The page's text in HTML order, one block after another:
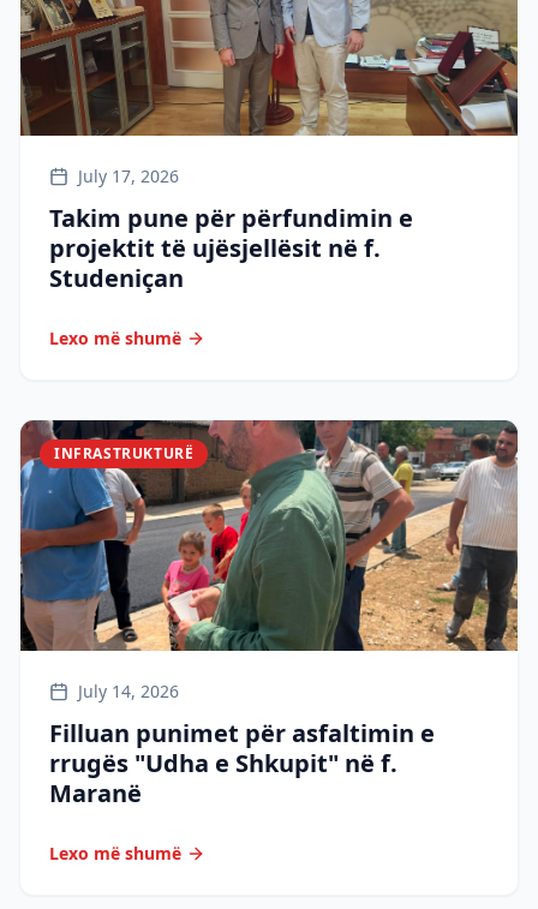
July 17, 2026
Takim pune për përfundimin e
projektit të ujësjellësit në f.
Studeniçan
Lexo më shumë
INFRASTRUKTURË
July 14, 2026
Filluan punimet për asfaltimin e
rrugës "Udha e Shkupit" në f.
Maranë
Lexo më shumë